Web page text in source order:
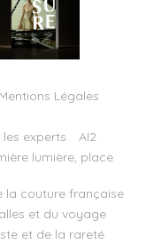
Mentions Légales
les experts
AI2
lumière, place
la couture française
et du voyage
et de la rareté